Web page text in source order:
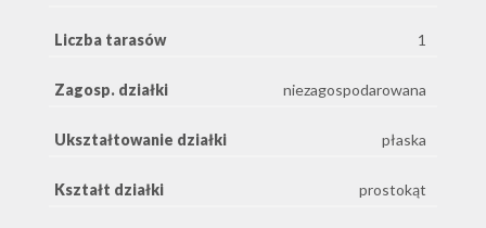
Liczba tarasów 1
Zagosp. działki niezagospodarowana
Ukształtowanie działki płaska
Kształt działki prostokąt